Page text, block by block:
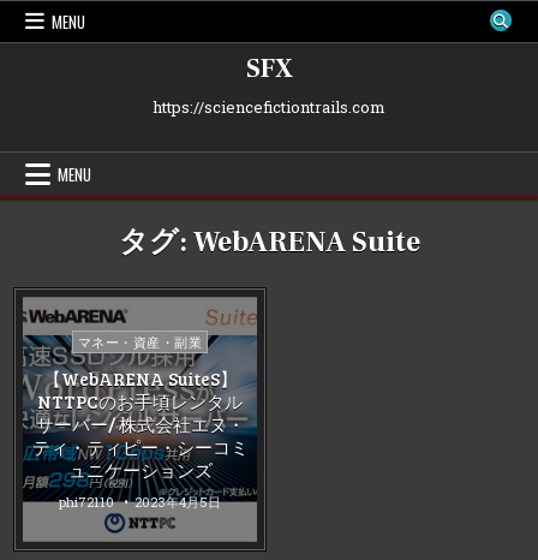
Skip
MENU
SFX
https://sciencefictiontrails.com
MENU
タグ:WebARENA Suite
Posted
in
マネー・資産・副業
【WebARENA SuiteS】
NTTPCのお手頃レンタル
サーバー/ 株式会社エヌ・
ティ・ティピー・シーコミ
ュニケーションズ
phi72110 2023年4月5日